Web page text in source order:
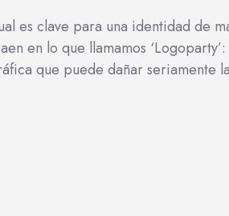
es clave para una identidad de
en lo que llamamos ‘Logoparty’:
que puede dañar seriamente